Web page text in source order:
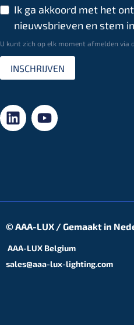
Ik ga akkoord met het
nieuwsbrieven en stem
U kunt zich op elk moment afmelden via
INSCHRIJVEN
© AAA-LUX / Gemaakt in
AAA-LUX Belgium
sales@aaa-lux-lighting.com